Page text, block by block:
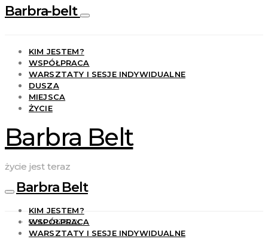
Barbra-belt
KIM JESTEM?
WSPÓŁPRACA
WARSZTATY I SESJE INDYWIDUALNE
DUSZA
MIEJSCA
ŻYCIE
Barbra Belt
życie jest teraz
Barbra Belt
KIM JESTEM?
WSPÓŁPRACA
WARSZTATY I SESJE INDYWIDUALNE
CIAŁO I RZECZY